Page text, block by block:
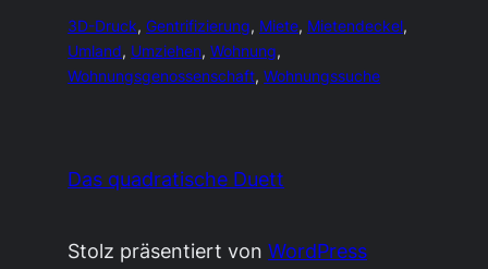
3D-Druck, Gentrifizierung, Miete, Mietendeckel
Umland, Umziehen, Wohnung
Wohnungsgenossenschaft, Wohnungssuche
Das quadratische Duett
Stolz präsentiert vonWordPress